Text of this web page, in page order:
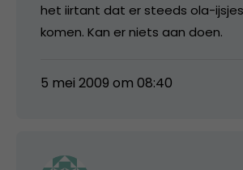
het iirtant dat er steeds ola-
komen. Kan er niets aan doen.
5 mei 2009 om 08:40